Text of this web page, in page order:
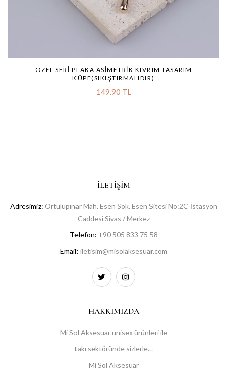
ÖZEL SERI PLAKA ASIMETRIK KIVRIM TASARIM
KÜPE(SIKIŞTIRMALIDIR)
149.90 TL
İLETIŞIM
Adresimiz: Örtülüpınar Mah. Esen Sok. Esen Sitesi No:2C İstasyon
Caddesi Sivas / Merkez
Telefon: +90 505 833 75 58
Email: iletisim@misolaksesuar.com
HAKKIMIZDA
Mi Sol Aksesuar unisex ürünleri ile
takı sektöründe sizlerle...
Mi Sol Aksesuar